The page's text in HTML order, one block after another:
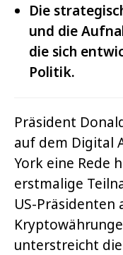
Die
und die
die sich
Politik.
Präsident
auf dem Digital
York eine Rede
erstmalige
US-
unterstreicht